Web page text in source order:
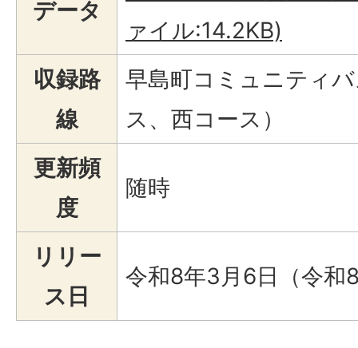
データ
ァイル:14.2KB)
収録路
線
早島町コミュニティ
ス、西コース）
更新頻
度
随時
リリー
ス日
令和8年3月6日（令和